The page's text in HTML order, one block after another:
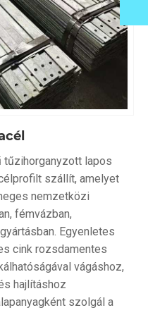
tűzihorganyzott lapos
szállít, amelyet
nemzetközi
fémvázban,
Egyenletes
cink rozsdamentes
vágáshoz,
hajlításhoz
szolgál a